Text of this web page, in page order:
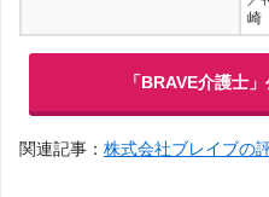
崎
「BRAVE介護士
関連記事： 株式会社ブレイブの